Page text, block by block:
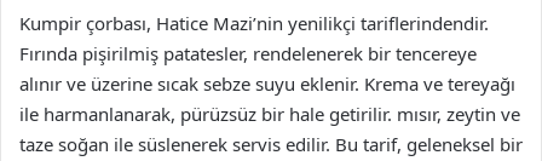
Kumpir çorbası, Hatice Mazi’nin yenilikçi tariflerindendir.
Fırında pişirilmiş patatesler, rendelenerek bir tencereye
alınır ve üzerine sıcak sebze suyu eklenir. Krema ve tereyağı
ile harmanlanarak, pürüzsüz bir hale getirilir. mısır, zeytin ve
taze soğan ile süslenerek servis edilir. Bu tarif, geleneksel bir